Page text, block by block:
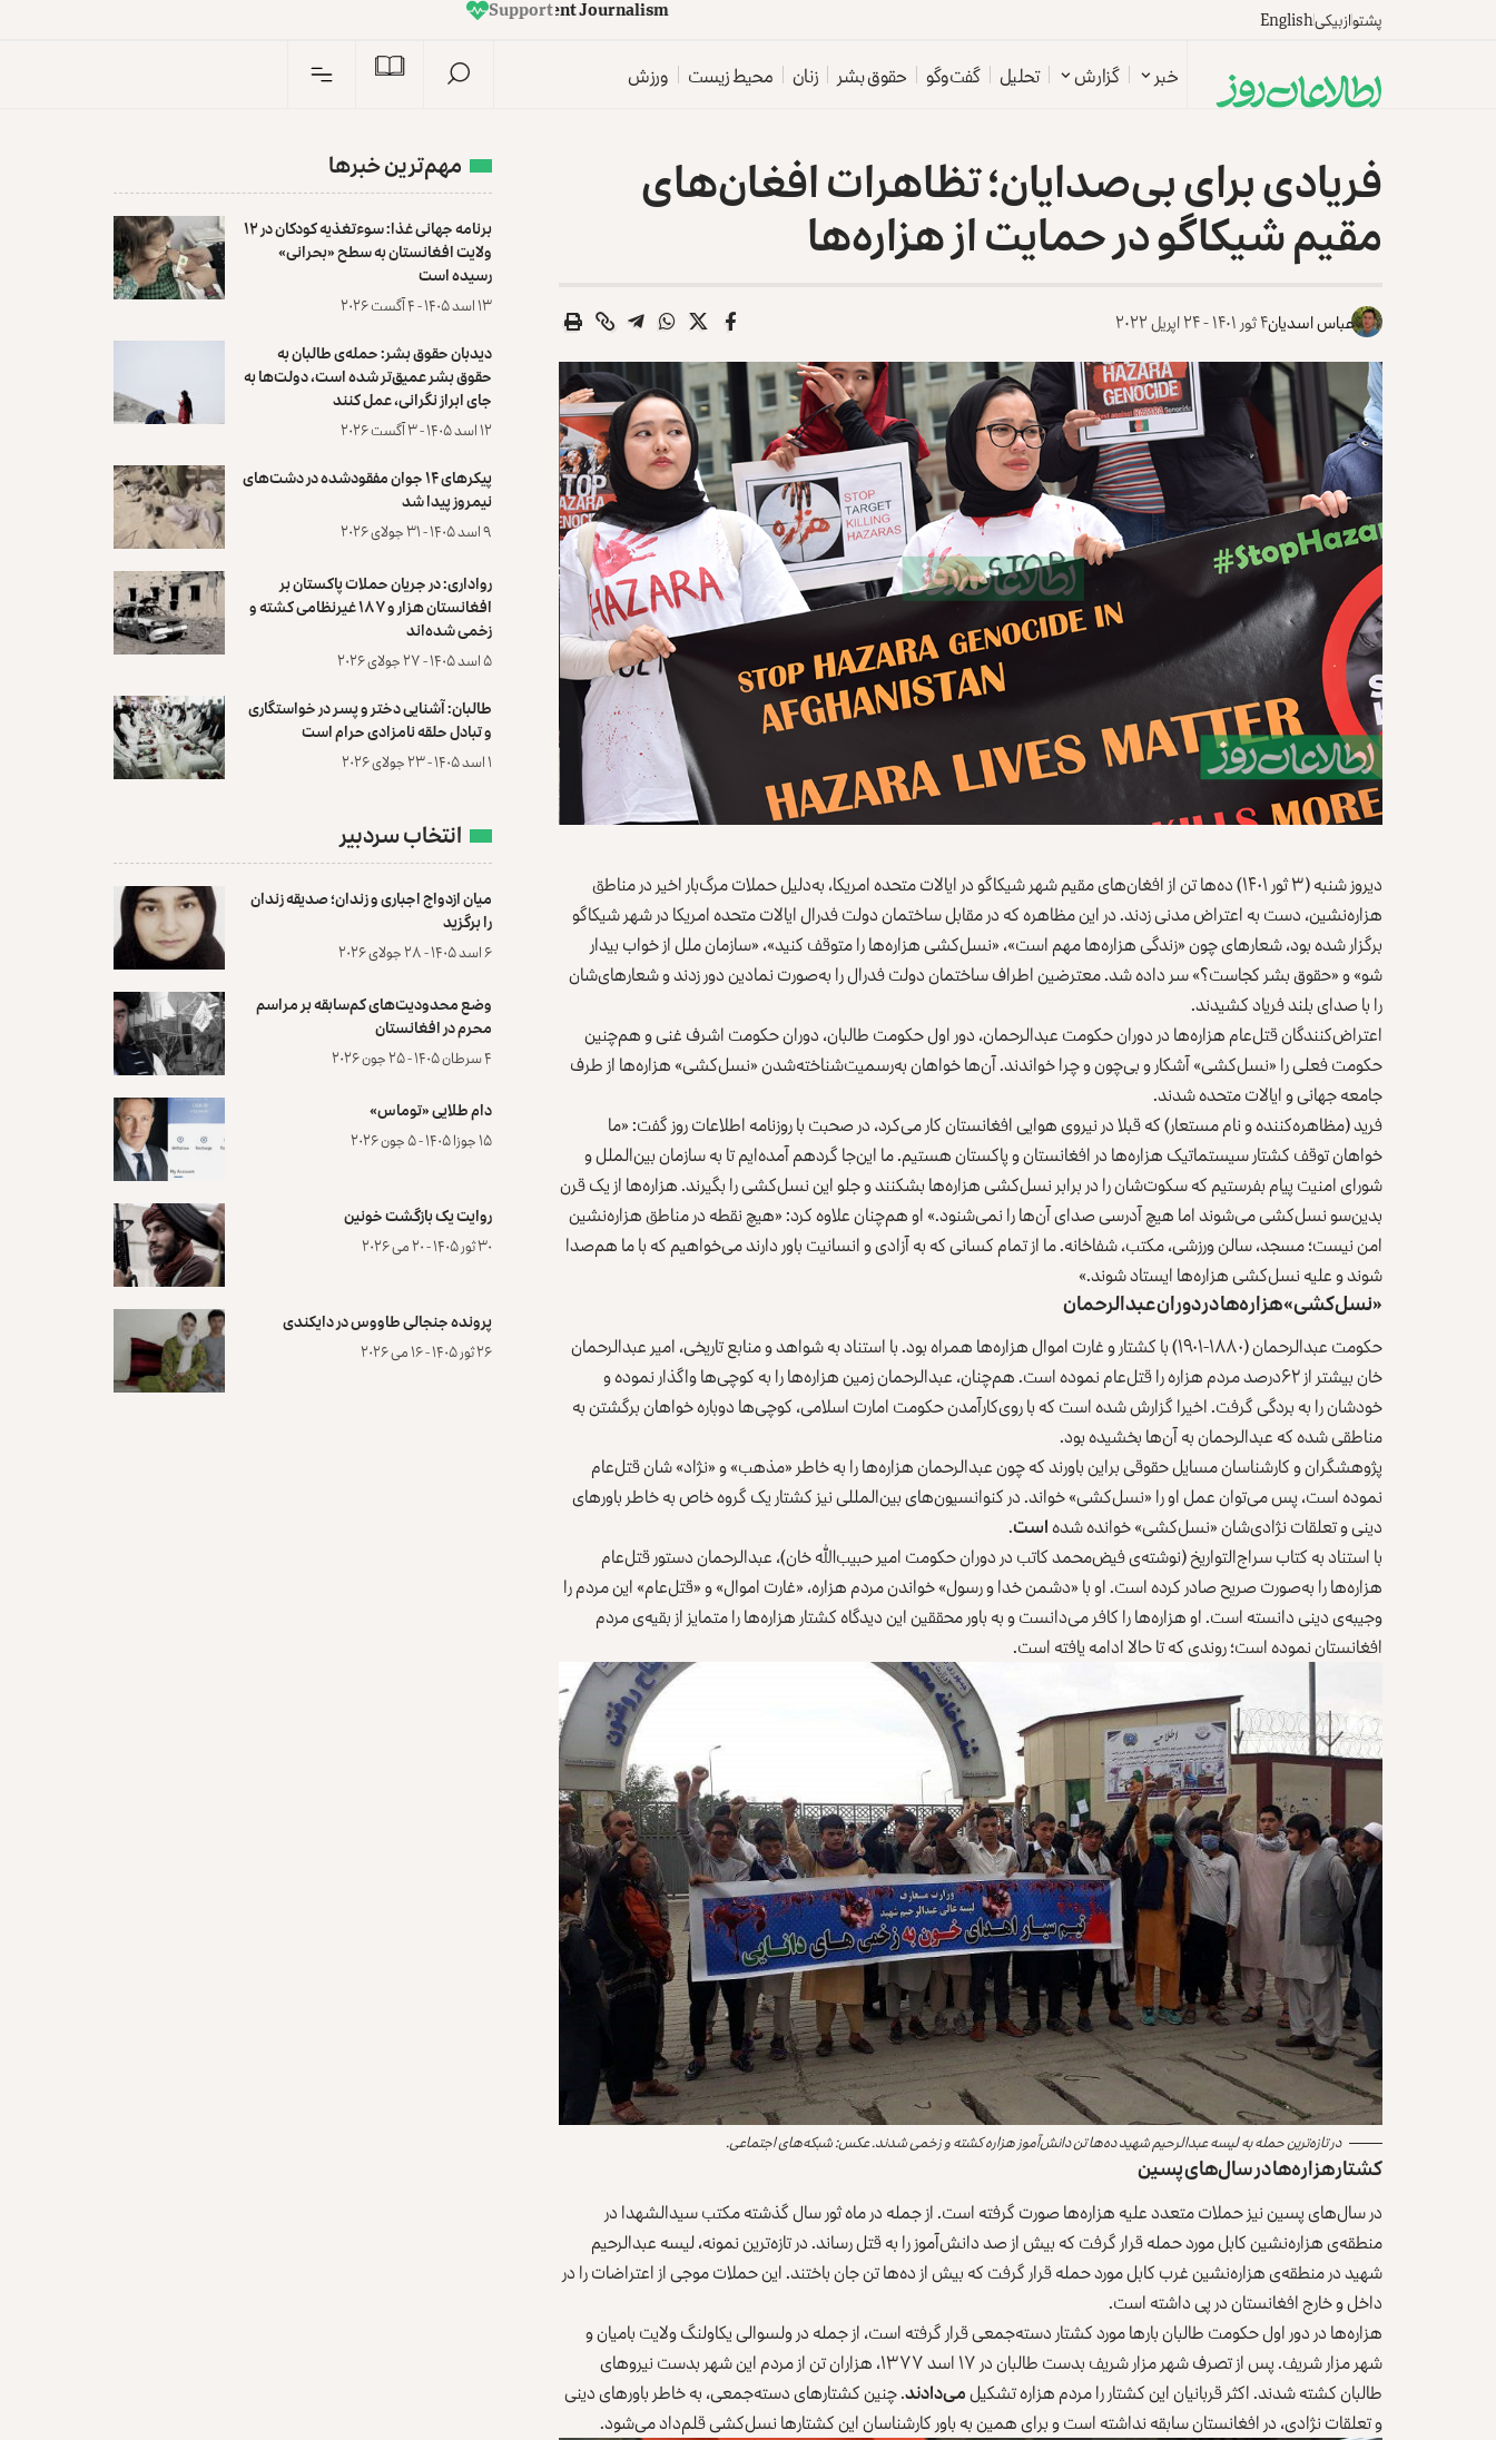
پشتوازبیکیEnglish
a
n
r
u
o
J
t
n
e
d
n
e
p
e
d
n
I Support
خبر گزارش تحلیل گفت‌وگو حقوق بشر زنان محیط زیست ورزش
فریادی برای بی‌صدایان؛ تظاهرات افغان‌های
مقیم شیکاگو در حمایت از هزاره‌ها
عباس اسدیان۴ ثور ۱۴۰۱ - ۲۴ اپریل ۲۰۲۲
دیروز شنبه (۳ ثور ۱۴۰۱) ده‌ها تن از افغان‌های مقیم شهر شیکاگو در ایالات متحده امریکا، به‌دلیل حملات مرگ‌بار اخیر در مناطق
هزاره‌نشین، دست به اعتراض مدنی زدند. در این مظاهره که در مقابل ساختمان دولت فدرال ایالات متحده امریکا در شهر شیکاگو
برگزار شده بود، شعارهای چون «زندگی هزاره‌ها مهم است»، «نسل‌کشی‌ هزاره‌ها را متوقف کنید»، «سازمان‌ ملل از خواب بیدار
شو» و «حقوق بشر کجاست؟» سر داده شد. معترضین اطراف ساختمان دولت فدرال را به‌‌صورت نمادین دور زدند و شعارهای‌شان
را با صدای بلند فریاد کشیدند.
اعتراض‌کنندگان قتل‌عام هزاره‌ها در دوران حکومت عبدالرحمان، دور اول حکومت طالبان، دوران حکومت اشرف غنی و هم‌چنین
حکومت فعلی را «نسل‌کشی» آشکار و بی‌چون و چرا خواندند. آن‌ها خواهان به‌رسمیت‌شناخته‌شدن «نسل‌کشی» هزاره‌ها از طرف
جامعه‌ جهانی و ایالات متحده شدند.
فرید (مظاهره‌کننده و نام مستعار) که قبلا در نیروی هوایی افغانستان کار می‌کرد، در صحبت با روزنامه اطلاعات روز گفت: «ما
خواهان توقف کشتار سیستماتیک هزاره‌ها در افغانستان و پاکستان هستیم. ما این‌جا گردهم آمده‌ایم تا به سازمان بین‌الملل و
شورای امنیت پیام بفرستیم که سکوت‌شان را در برابر نسل‌کشی هزاره‌ها بشکنند و جلو این نسل‌کشی را بگیرند. هزاره‌ها از یک قرن
بدین‌سو نسل‌کشی می‌شوند اما هیچ آدرسی صدای آن‌ها را نمی‌شنود.» او هم‌چنان علاوه کرد: «هیچ نقطه در مناطق هزاره‌نشین
امن نیست؛ مسجد، سالن ورزشی، مکتب، شفاخانه. ما از تمام کسانی که به آزادی و انسانیت باور دارند می‌خواهیم که با ما هم‌صدا
شوند و علیه نسل‌کشی هزاره‌ها ایستاد شوند.»
«نسل‌کشی» هزاره‌ها در دوران عبدالرحمان
حکومت عبدالرحمان (۱۸۸۰-۱۹۰۱) با کشتار و غارت اموال هزاره‌ها همراه بود. با استناد به شواهد و منابع تاریخی، امیر عبدالرحمان
خان بیشتر از ۶۲درصد مردم هزاره‌ را قتل‌عام نموده است. هم‌چنان، عبدالرحمان زمین هزاره‌ها را به کوچی‌ها واگذار نموده و
خودشان را به بردگی گرفت. اخیرا گزارش شده است که با روی‌کارآمدن حکومت امارت اسلامی، کوچی‌ها دوباره خواهان برگشتن به
مناطقی شده که عبدالرحمان به آن‌ها بخشیده بود.
پژوهشگران و کارشناسان مسایل حقوقی براین باورند که چون عبدالرحمان هزاره‌ها را به خاطر «مذهب» و «نژاد» شان قتل‌عام
نموده است، پس می‌توان عمل او را «نسل‌کشی» خواند. در کنوانسیون‌های بین‌المللی نیز کشتار یک گروه خاص به خاطر باورهای
دینی و تعلقات نژادی‌شان «نسل‌کشی» خوانده شدهاست.
با استناد به کتاب سراج‌التواریخ (نوشته‌ی فیض‌محمد کاتب در دوران حکومت امیر حبیب‌الله خان)، عبدالرحمان دستور قتل‌عام
هزاره‌ها را به‌صورت صریح صادر کرده است. او با «دشمن خدا و رسول» خواندن مردم هزاره، «غارت اموال» و «قتل‌عام» این مردم را
وجیبه‌ی دینی دانسته است. او هزاره‌ها را کافر می‌دانست و به باور محققین این دیدگاه کشتار هزاره‌ها را متمایز از بقیه‌ی مردم
افغانستان نموده است؛ روندی که تا حالا ادامه یافته است.
در تازه‌ترین حمله به لیسه عبدالرحیم شهید ده‌ها تن دانش‌آموز هزاره‌ کشته و زخمی شدند. عکس: شبکه‌های اجتماعی.
کشتار هزاره‌ها در سال‌های پسین
در سال‌های پسین نیز حملات متعدد علیه هزاره‌ها صورت گرفته است. از جمله در ماه ثور سال گذشته مکتب سیدالشهدا در
منطقه‌ی هزاره‌نشین کابل مورد حمله قرار گرفت که بیش از صد دانش‌آموز را به قتل رساند. در تازه‌ترین نمونه، لیسه عبدالرحیم
شهید در منطقه‌ی هزاره‌نشین غرب کابل مورد حمله قرار گرفت که بیش از ده‌ها تن جان باختند. این حملات موجی از اعتراضات را در
داخل و خارج افغانستان در پی داشته است.
هزاره‌ها در دور اول حکومت طالبان بارها مورد کشتار دسته‌جمعی قرار گرفته است، از جمله در ولسوالی یکاولنگ ولایت بامیان و
شهر مزار شریف. پس از تصرف شهر مزار شریف بدست طالبان در ۱۷ اسد ۱۳۷۷، هزاران تن از مردم این شهر بدست نیروهای
طالبان کشته شدند. اکثر قربانیان این کشتار را مردم هزاره تشکیلمی‌دادند. چنین کشتارهای دسته‌جمعی، به خاطر باورهای دینی
و تعلقات نژادی، در افغانستان سابقه نداشته است و برای همین به باور کارشناسان این کشتارها نسل‌کشی قلم‌داد می‌شود.
مهم‌ترین خبرها
برنامه جهانی غذا: سوءتغذیه کودکان در ۱۲
ولایت افغانستان به سطح «بحرانی»
رسیده است
۱۳ اسد ۱۴۰۵ - ۴ آگست ۲۰۲۶
دیدبان حقوق بشر: حمله‌ی طالبان به
حقوق بشر عمیق‌تر شده است، دولت‌ها به
جای ابراز نگرانی، عمل کنند
۱۲ اسد ۱۴۰۵ - ۳ آگست ۲۰۲۶
پیکرهای ۱۴ جوان مفقودشده در دشت‌های
نیمروز پیدا شد
۹ اسد ۱۴۰۵ - ۳۱ جولای ۲۰۲۶
رواداری: در جریان حملات پاکستان بر
افغانستان هزار و ۱۸۷ غیرنظامی کشته و
زخمی شده‌اند
۵ اسد ۱۴۰۵ - ۲۷ جولای ۲۰۲۶
طالبان: آشنایی دختر و پسر در خواستگاری
و تبادل حلقه نامزادی حرام است
۱ اسد ۱۴۰۵ - ۲۳ جولای ۲۰۲۶
انتخاب سردبیر
میان ازدواج اجباری و زندان؛ صدیقه زندان
را برگزید
۶ اسد ۱۴۰۵ - ۲۸ جولای ۲۰۲۶
وضع محدودیت‌های کم‌سابقه بر مراسم
محرم در افغانستان
۴ سرطان ۱۴۰۵ - ۲۵ جون ۲۰۲۶
دام طلایی «توماس»
۱۵ جوزا ۱۴۰۵ - ۵ جون ۲۰۲۶
روایت یک بازگشت خونین
۳۰ ثور ۱۴۰۵ - ۲۰ می ۲۰۲۶
پرونده‌ جنجالی طاووس در دایکندی
۲۶ ثور ۱۴۰۵ - ۱۶ می ۲۰۲۶